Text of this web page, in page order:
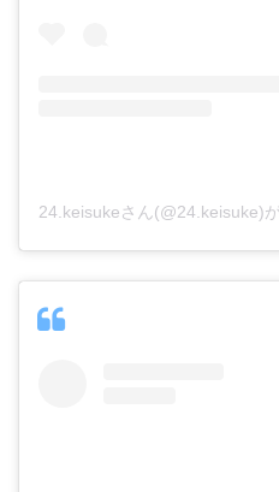
24.keisukeさん(@24.keisuke)